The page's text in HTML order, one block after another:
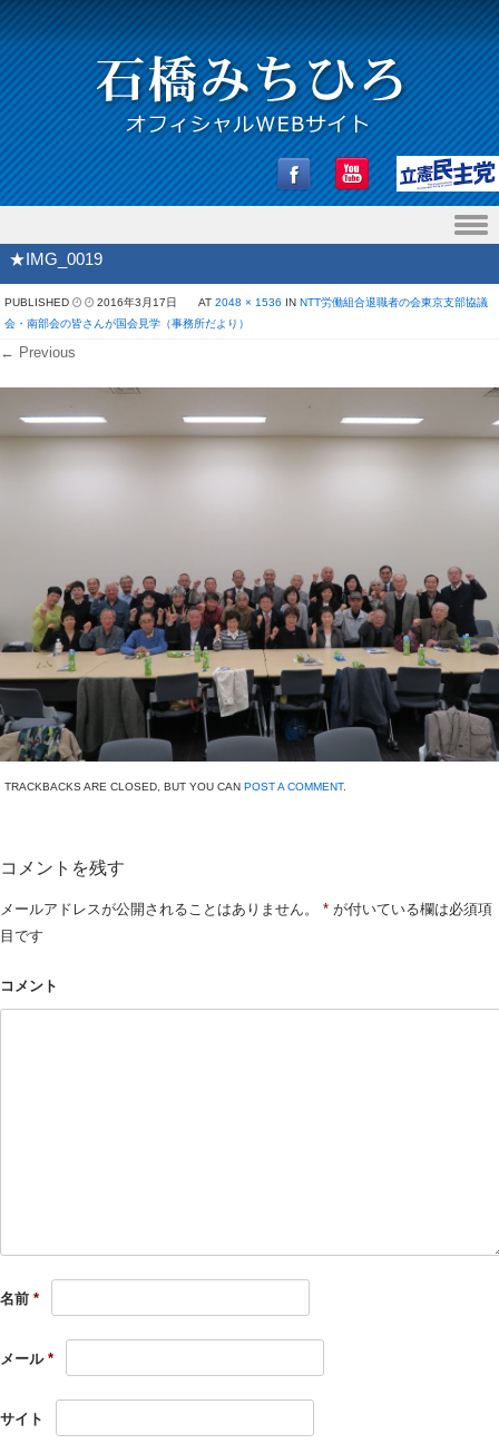
Skip to content
★IMG_0019
PUBLISHED 2016年3月17日 AT 2048 × 1536 IN NTT労働組合退職者の会東京支部協議
会・南部会の皆さんが国会見学（事務所だより）
← Previous
TRACKBACKS ARE CLOSED, BUT YOU CAN POST A COMMENT.
コメントを残す
メールアドレスが公開されることはありません。 * が付いている欄は必須項
目です
コメント
名前 *
メール *
サイト